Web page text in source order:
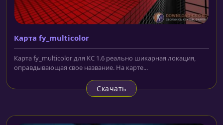
Карта fy_multicolor
Карта fy_multicolor для КС 1.6 реально шикарная локация,
оправдывающая свое название. На карте...
Скачать